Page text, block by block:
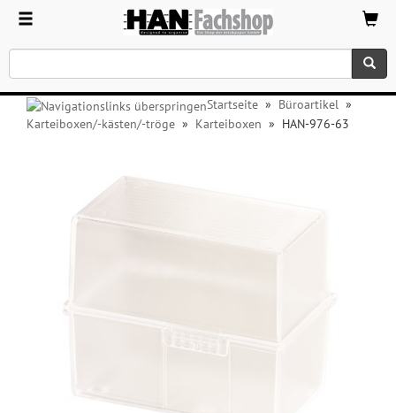
Startseite » Büroartikel »
Karteiboxen/-kästen/-tröge » Karteiboxen » HAN-976-63